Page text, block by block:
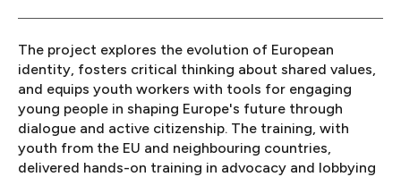
The project explores the evolution of European
identity, fosters critical thinking about shared values,
and equips youth workers with tools for engaging
young people in shaping Europe's future through
dialogue and active citizenship. The training, with
youth from the EU and neighbouring countries,
delivered hands-on training in advocacy and lobbying